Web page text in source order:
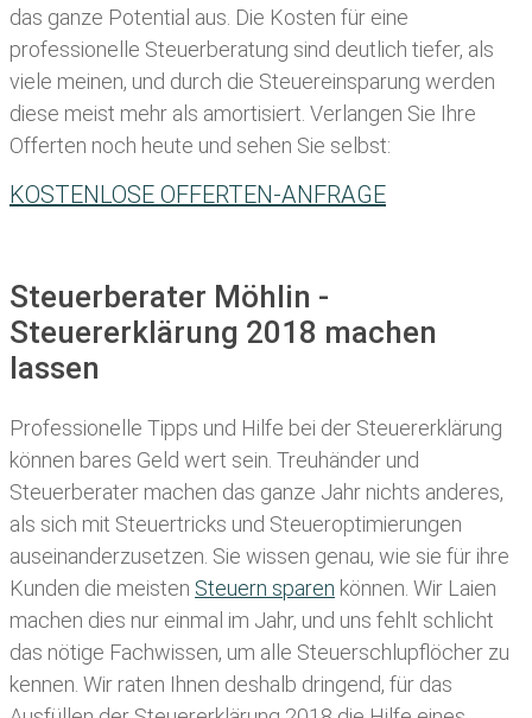
das ganze Potential aus. Die Kosten für eine
professionelle Steuerberatung sind deutlich tiefer, als
viele meinen, und durch die Steuereinsparung werden
diese meist mehr als amortisiert. Verlangen Sie Ihre
Offerten noch heute und sehen Sie selbst:
KOSTENLOSE OFFERTEN-ANFRAGE
Steuerberater Möhlin -
Steuererklärung 2018 machen
lassen
Professionelle Tipps und Hilfe bei der Steuererklärung
können bares Geld wert sein. Treuhänder und
Steuerberater machen das ganze Jahr nichts anderes,
als sich mit Steuertricks und Steueroptimierungen
auseinanderzusetzen. Sie wissen genau, wie sie für ihre
Kunden die meisten Steuern sparen können. Wir Laien
machen dies nur einmal im Jahr, und uns fehlt schlicht
das nötige Fachwissen, um alle Steuerschlupflöcher zu
kennen. Wir raten Ihnen deshalb dringend, für das